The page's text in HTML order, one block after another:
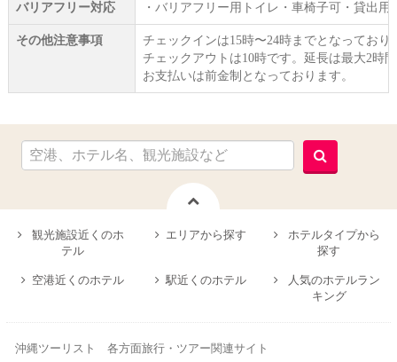
バリアフリー対応 ・バリアフリー用トイレ・車椅子可・貸出用
その他注意事項
チェックインは15時〜24時までとなってお
チェックアウトは10時です。延長は最大2時
お支払いは前金制となっております。
観光施設近くのホ
テル
エリアから探す
ホテルタイプから
探す
空港近くのホテル 駅近くのホテル
人気のホテルラン
キング
沖縄ツーリスト 各方面旅行・ツアー関連サイト